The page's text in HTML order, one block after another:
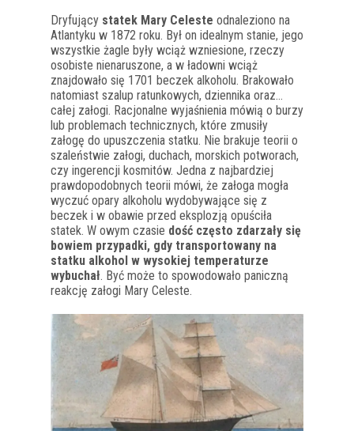
Dryfujący statek Mary Celeste odnaleziono na
Atlantyku w 1872 roku. Był on idealnym stanie, jego
wszystkie żagle były wciąż wzniesione, rzeczy
osobiste nienaruszone, a w ładowni wciąż
znajdowało się 1701 beczek alkoholu. Brakowało
natomiast szalup ratunkowych, dziennika oraz…
całej załogi. Racjonalne wyjaśnienia mówią o burzy
lub problemach technicznych, które zmusiły
załogę do upuszczenia statku. Nie brakuje teorii o
szaleństwie załogi, duchach, morskich potworach,
czy ingerencji kosmitów. Jedna z najbardziej
prawdopodobnych teorii mówi, że załoga mogła
wyczuć opary alkoholu wydobywające się z
beczek i w obawie przed eksplozją opuściła
statek. W owym czasie dość często zdarzały się
bowiem przypadki, gdy transportowany na
statku alkohol w wysokiej temperaturze
wybuchał. Być może to spowodowało paniczną
reakcję załogi Mary Celeste.